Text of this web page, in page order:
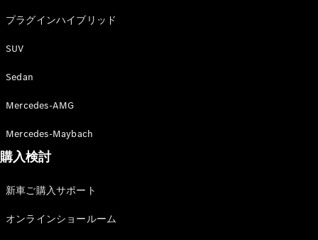
Mercedes-
Roadster
Mercedes-
Maybach SL
スト
プラグインハイブリッド
SUV
Sedan
Mercedes-AMG
Mercedes-Maybach
購入検討
新車ご購入サポート
オンラインショールーム